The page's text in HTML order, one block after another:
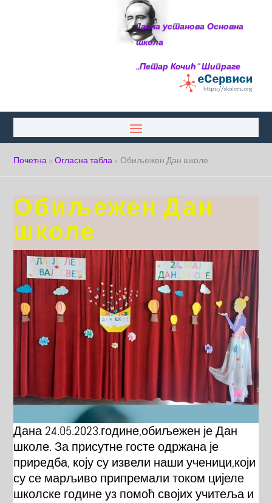
Јавна установа Основна
школа
,,Петар Кочић“ Шипраге
Почетна »Огласна табла »Обиљежен Дан школе
Обиљежен Дан
школе
Дана 24.05.2023.године,обиљежен је Дан
школе. За присутне госте одржана је
приредба, коју су извели наши ученици,који
су се марљиво припремали током цијеле
школске године уз помоћ својих учитеља и